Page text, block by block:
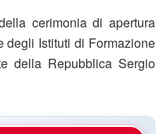
cerimonia di apertura
degli Istituti di Formazione
della Repubblica Sergio